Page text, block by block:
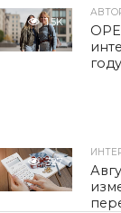
1.5K
327